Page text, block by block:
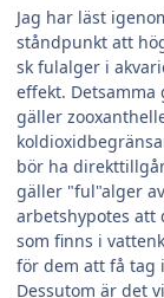
Jag har läst
ståndpunkt att
sk fulalger i
effekt.
gäller
bör ha
gäller "ful"alger
arbetshypotes att
som finns i
för dem att få tag
Dessutom är det